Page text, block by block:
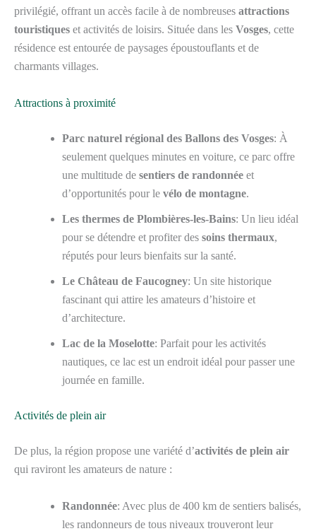
privilégié, offrant un accès facile à de nombreuses attractions
touristiques et activités de loisirs. Située dans les Vosges, cette
résidence est entourée de paysages époustouflants et de
charmants villages.
Attractions à proximité
Parc naturel régional des Ballons des Vosges: À
seulement quelques minutes en voiture, ce parc offre
une multitude de sentiers de randonnée et
d’opportunités pour le vélo de montagne.
Les thermes de Plombières-les-Bains: Un lieu idéal
pour se détendre et profiter des soins thermaux,
réputés pour leurs bienfaits sur la santé.
Le Château de Faucogney: Un site historique
fascinant qui attire les amateurs d’histoire et
d’architecture.
Lac de la Moselotte: Parfait pour les activités
nautiques, ce lac est un endroit idéal pour passer une
journée en famille.
Activités de plein air
De plus, la région propose une variété d’activités de plein air
qui raviront les amateurs de nature :
Randonnée: Avec plus de 400 km de sentiers balisés,
les randonneurs de tous niveaux trouveront leur